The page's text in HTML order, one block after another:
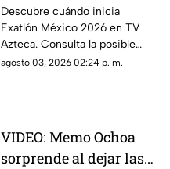
estreno, ATLETAS
confirmados y todo
sobre la nueva
temporada
Descubre cuándo inicia
Exatlón México 2026 en TV
Azteca. Consulta la posible
fecha de estreno, horarios,
agosto 03, 2026 02:24 p. m.
VIDEO: Memo Ochoa
sorprende al dejar las